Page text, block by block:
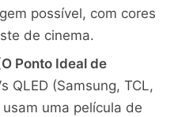
possível, com cores
de cinema.
Ponto Ideal de
QLED (Samsung, TCL,
uma película de